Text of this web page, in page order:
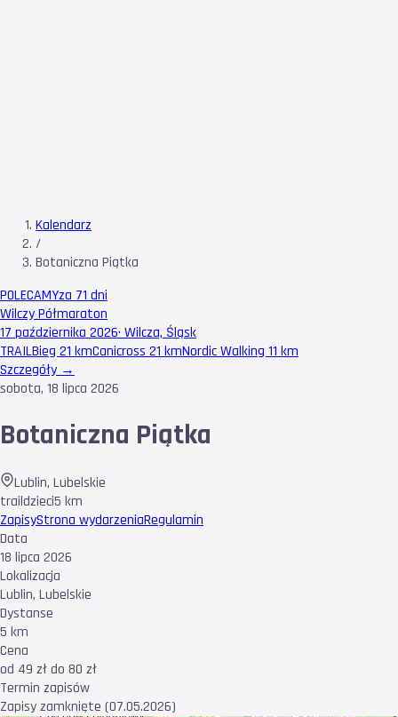
Kalendarz
/
Botaniczna Piątka
POLECAMYza 71 dni
Wilczy Półmaraton
17 października 2026· Wilcza, Śląsk
TRAILBieg 21 kmCanicross 21 kmNordic Walking 11 km
Szczegóły →
sobota, 18 lipca 2026
Botaniczna Piątka
Lublin, Lubelskie
traildzieci5 km
ZapisyStrona wydarzeniaRegulamin
Data
18 lipca 2026
Lokalizacja
Lublin, Lubelskie
Dystanse
5 km
Cena
od 49 zł do 80 zł
Termin zapisów
Zapisy zamknięte (07.05.2026)